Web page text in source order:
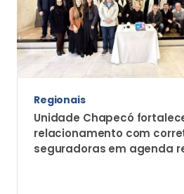
Regionais
Unidade Chapecó
relacionamento com
seguradoras em agenda